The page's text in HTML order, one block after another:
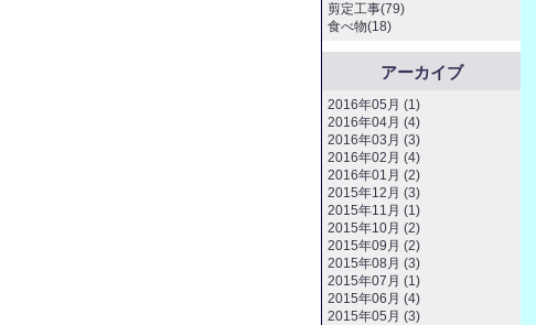
剪定工事(79)
食べ物(18)
アーカイブ
2016年05月 (1)
2016年04月 (4)
2016年03月 (3)
2016年02月 (4)
2016年01月 (2)
2015年12月 (3)
2015年11月 (1)
2015年10月 (2)
2015年09月 (2)
2015年08月 (3)
2015年07月 (1)
2015年06月 (4)
2015年05月 (3)